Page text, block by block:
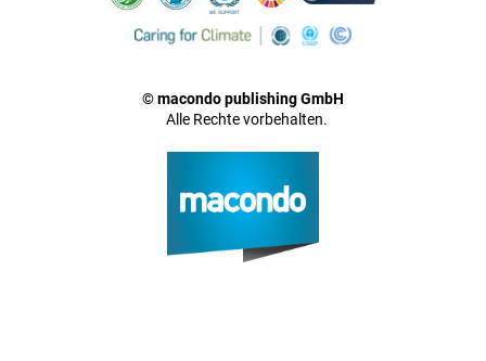
© macondo publishing GmbH
Alle Rechte vorbehalten.